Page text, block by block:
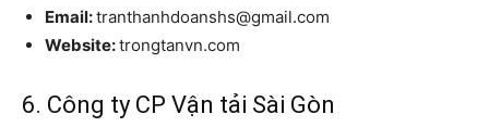
Email:tranthanhdoanshs@gmail.com
Website:trongtanvn.com
6. Công ty CP Vận tải Sài Gòn